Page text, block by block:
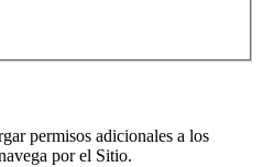
permisos adicionales a los
por el Sitio.